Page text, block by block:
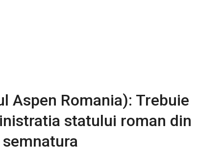
Aspen Romania): Trebuie
statului roman din